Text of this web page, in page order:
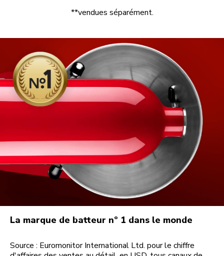
**vendues séparément.
La marque de batteur nº 1 dans le monde
Source : Euromonitor International Ltd. pour le chiffre